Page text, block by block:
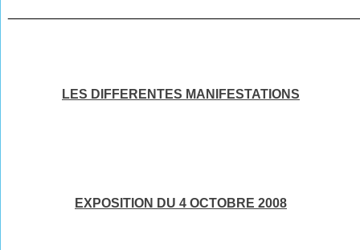
LES DIFFERENTES MANIFESTATIONS
EXPOSITION DU 4 OCTOBRE 2008